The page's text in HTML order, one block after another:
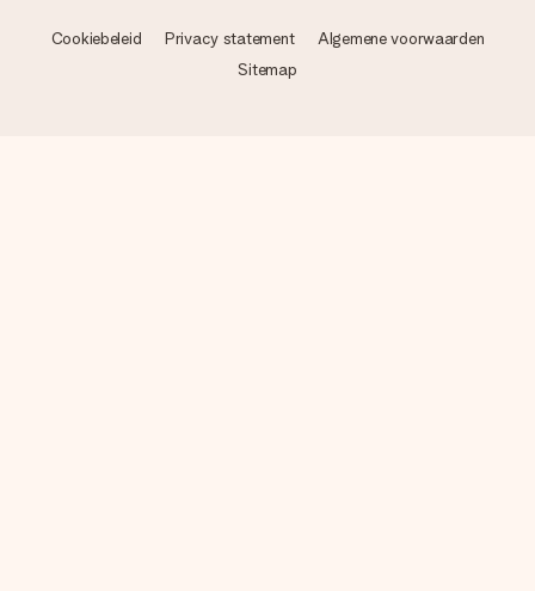
Cookiebeleid Privacy statement
Algemene voorwaarden
Sitemap